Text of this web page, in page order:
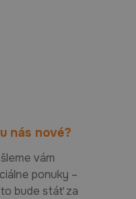
nás nové?
vám
ponuky –
bude stáť za